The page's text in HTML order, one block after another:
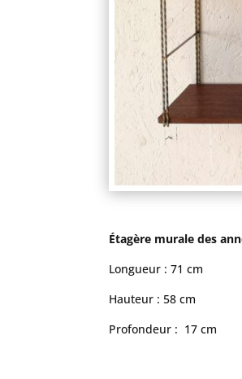
Étagère murale des
Longueur : 71 cm
Hauteur : 58 cm
Profondeur : 17 cm